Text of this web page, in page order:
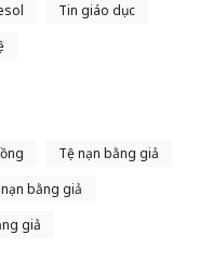
Tin giáo dục
Tệ nạn bằng giả
bằng giả
giả